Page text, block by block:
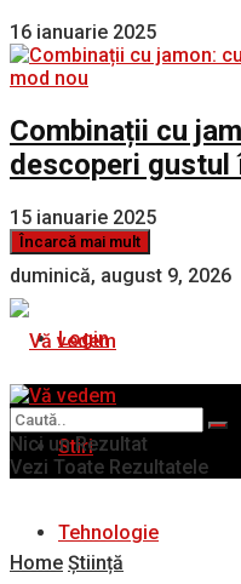
16 ianuarie 2025
Combinații cu
descoperi gustul
15 ianuarie 2025
Încarcă mai mult
duminică, august 9, 2026
Login
Stiri
Tehnologie
Nici un Rezultat
Vezi Toate Rezultatele
Home Știință